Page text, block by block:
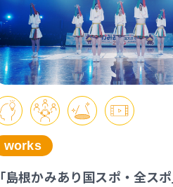
works
「島根かみあり国スポ・全ス